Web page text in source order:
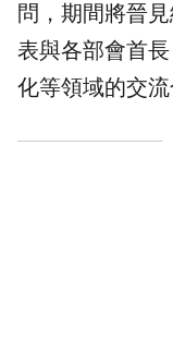
問，期間將晉
表與各部會首
化等領域的交流